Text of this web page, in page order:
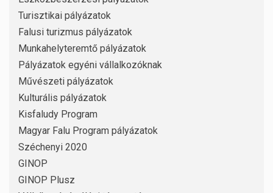
Turisztikai pályázatok
Falusi turizmus pályázatok
Munkahelyteremtő pályázatok
Pályázatok egyéni vállalkozóknak
Művészeti pályázatok
Kulturális pályázatok
Kisfaludy Program
Magyar Falu Program pályázatok
Széchenyi 2020
GINOP
GINOP Plusz